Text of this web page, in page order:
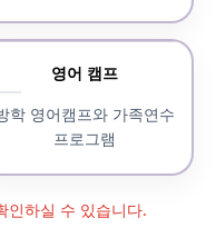
영어 캠프
학 영어캠프와 가족연수
프로그램
하실 수 있습니다.